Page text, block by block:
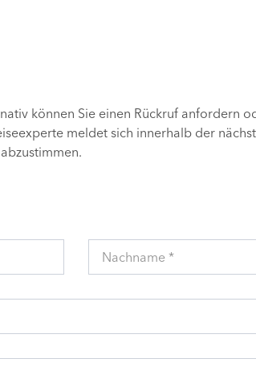
können Sie einen Rückruf anfordern
meldet sich innerhalb der
Nachname *